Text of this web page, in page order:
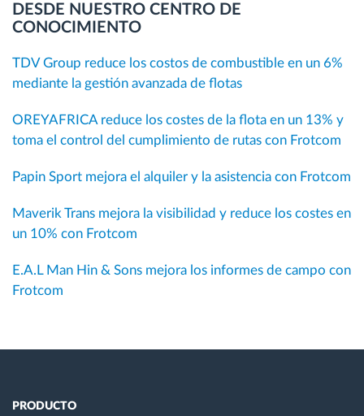
DESDE NUESTRO CENTRO DE
CONOCIMIENTO
TDV Group reduce los costos de combustible en un 6%
mediante la gestión avanzada de flotas
OREYAFRICA reduce los costes de la flota en un 13% y
toma el control del cumplimiento de rutas con Frotcom
Papin Sport mejora el alquiler y la asistencia con Frotcom
Maverik Trans mejora la visibilidad y reduce los costes en
un 10% con Frotcom
E.A.L Man Hin & Sons mejora los informes de campo con
Frotcom
PRODUCTO